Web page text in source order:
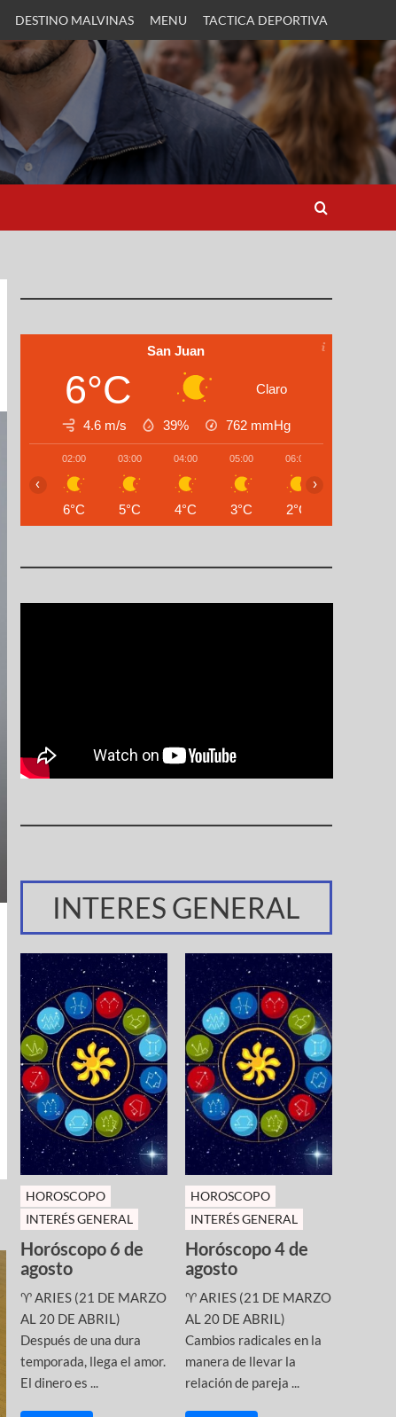
DESTINO MALVINAS MENU TACTICA DEPORTIVA
San Juan
6°C Claro
4.6 m/s 39% 762 mmHg
02:00
6°C
03:00
5°C
04:00
4°C
05:00
3°C
06:00
2°C
‹ ›
INTERES GENERAL
HOROSCOPO
INTERÉS GENERAL
Horóscopo 6 de
agosto
♈ ARIES (21 DE MARZO
AL 20 DE ABRIL)
Después de una dura
temporada, llega el amor.
El dinero es ...
HOROSCOPO
INTERÉS GENERAL
Horóscopo 4 de
agosto
♈ ARIES (21 DE MARZO
AL 20 DE ABRIL)
Cambios radicales en la
manera de llevar la
relación de pareja ...